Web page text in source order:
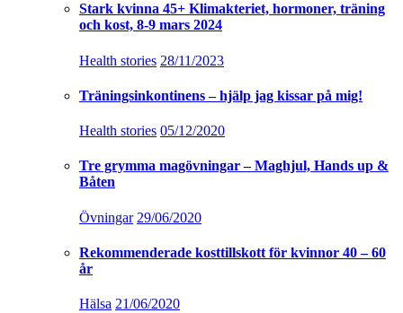
Stark kvinna 45+ Klimakteriet, hormoner, träning
och kost, 8-9 mars 2024
Health stories 28/11/2023
Träningsinkontinens – hjälp jag kissar på mig!
Health stories 05/12/2020
Tre grymma magövningar – Maghjul, Hands up &
Båten
Övningar 29/06/2020
Rekommenderade kosttillskott för kvinnor 40 – 60
år
Hälsa 21/06/2020